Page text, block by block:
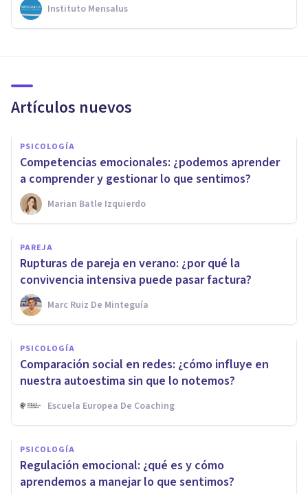
Instituto Mensalus
Artículos nuevos
PSICOLOGÍA
Competencias emocionales: ¿podemos aprender
a comprender y gestionar lo que sentimos?
Marian Batle Izquierdo
PAREJA
Rupturas de pareja en verano: ¿por qué la
convivencia intensiva puede pasar factura?
Marc Ruiz De Minteguía
PSICOLOGÍA
Comparación social en redes: ¿cómo influye en
nuestra autoestima sin que lo notemos?
Escuela Europea De Coaching
PSICOLOGÍA
Regulación emocional: ¿qué es y cómo
aprendemos a manejar lo que sentimos?